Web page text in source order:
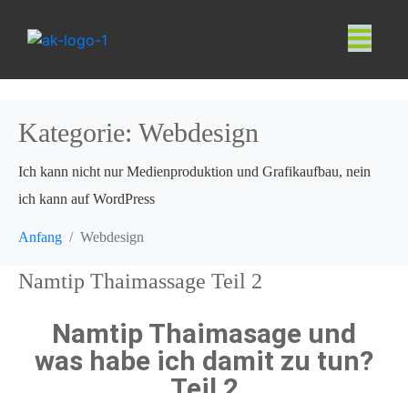
Kategorie: Webdesign
Ich kann nicht nur Medienproduktion und Grafikaufbau, nein
ich kann auf WordPress
Anfang Webdesign
Namtip Thaimassage Teil 2
Namtip Thaimasage und
was habe ich damit zu tun?